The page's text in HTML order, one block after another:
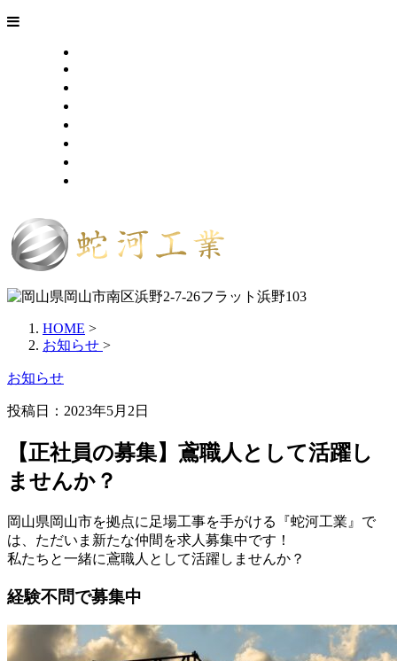
HOME >
お知らせ >
お知らせ
投稿日：2023年5月2日
【正社員の募集】鳶職人として活躍し
ませんか？
岡山県岡山市を拠点に足場工事を手がける『蛇河工業』で
は、ただいま新たな仲間を求人募集中です！
私たちと一緒に鳶職人として活躍しませんか？
経験不問で募集中